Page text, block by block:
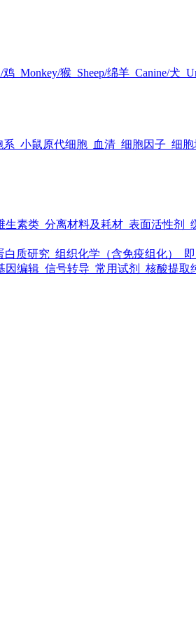
鸡 Monkey/猴 Sheep/绵羊 Canine/犬
系 小鼠原代细胞 血清 细胞因子 细
生素类 分离材料及耗材 表面活性剂
白质研究 组织化学（含免疫组化）
因编辑 信号转导 常用试剂 核酸提取